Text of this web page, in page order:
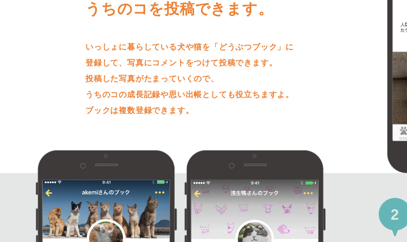
うちのコを投稿できます。
いっしょに暮らしている犬や猫を「どうぶつブック」に
登録して、写真にコメントをつけて投稿できます。
投稿した写真がたまっていくので、
うちのコの成長記録や思い出帳としても役立ちますよ。
ブックは複数登録できます。
2